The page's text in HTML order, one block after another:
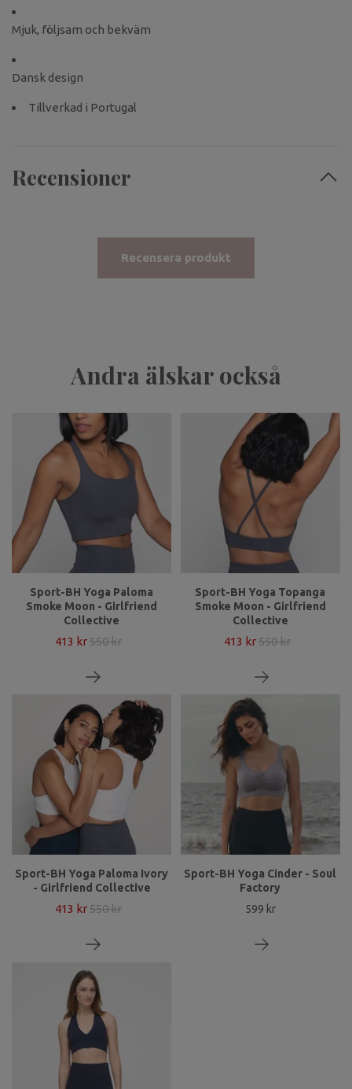
Mjuk, följsam och bekväm
Dansk design
Tillverkad i Portugal
Recensioner
Recensera produkt
Andra älskar också
Sport-BH Yoga Paloma
Smoke Moon - Girlfriend
Collective
413 kr 550 kr
Sport-BH Yoga Topanga
Smoke Moon - Girlfriend
Collective
413 kr550 kr
Sport-BH Yoga Paloma Ivory
- Girlfriend Collective
413 kr 550 kr
Sport-BH Yoga Cinder - Soul
Factory
599 kr